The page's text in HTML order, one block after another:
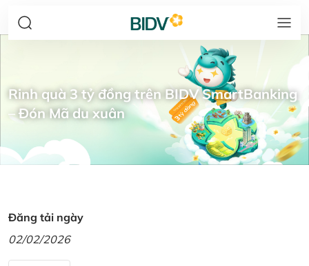
Rinh quà 3 tỷ đồng trên BIDV SmartBanking
– Đón Mã du xuân
Đăng tải ngày
02/02/2026